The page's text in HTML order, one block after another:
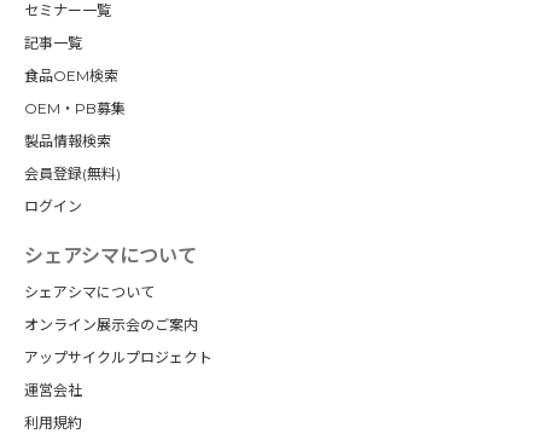
セミナー一覧
記事一覧
食品OEM検索
OEM・PB募集
製品情報検索
会員登録(無料)
ログイン
シェアシマについて
シェアシマについて
オンライン展示会のご案内
アップサイクルプロジェクト
運営会社
利用規約